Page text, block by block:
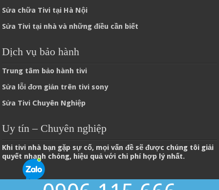
Sửa chữa Tivi tại Hà Nội
Sửa Tivi tại nhà và những điều cần biết
Dịch vụ bảo hành
Trung tâm bảo hành tivi
Sửa lỗi đơn giản trên tivi sony
Sửa Tivi Chuyên Nghiệp
Uy tín – Chuyên nghiệp
Khi tivi nhà bạn gặp sự cố, mọi vấn đề sẽ được chúng tôi giải
quyết nhanh chóng, hiệu quả với chi phí hợp lý nhất.